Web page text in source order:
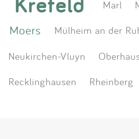
Marl
Moers
Mülheim an der
Neukirchen-Vluyn
Recklinghausen
Rheinberg